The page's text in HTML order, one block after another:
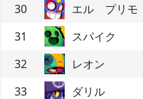
30
エル プリモ
31
スパイク
32
レオン
33
ダリル